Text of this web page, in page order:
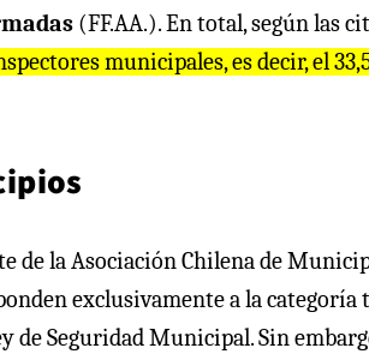
(FF.AA.). En total, según las
municipales, es decir, el
de la Asociación Chilena de
exclusivamente a la categoría
de Seguridad Municipal. Sin